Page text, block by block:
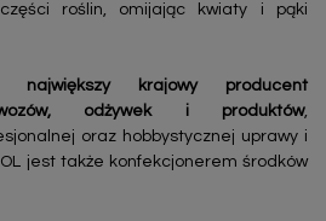
roślin, omijając kwiaty i pąki
największy krajowy producent
odżywek i produktów,
oraz hobbystycznej uprawy i
jest także konfekcjonerem środków